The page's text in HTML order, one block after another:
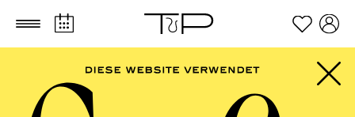
Zum Hauptinhalt springen Zum Footer springen